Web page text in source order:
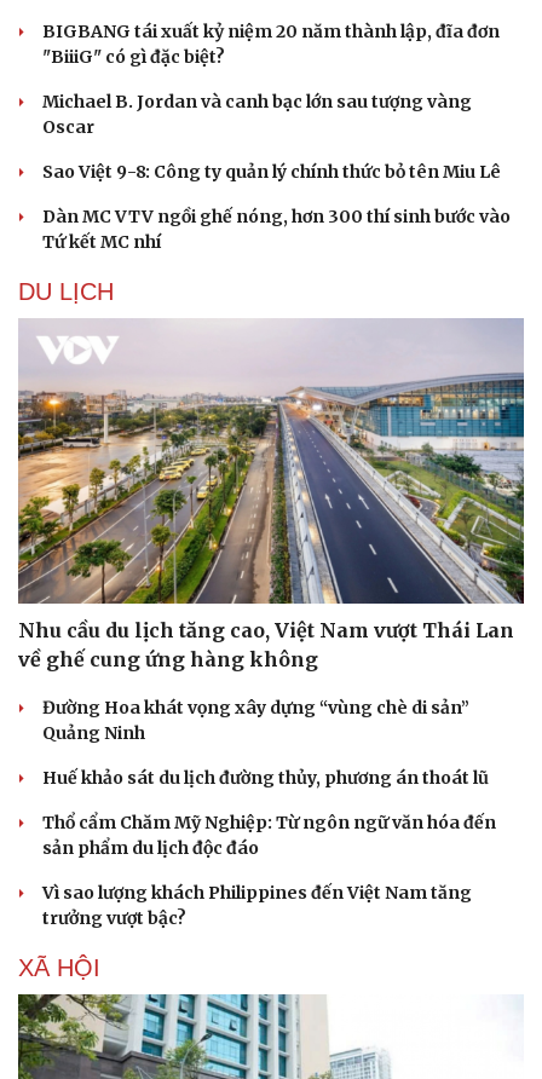
Văn hóa
Văn học
Âm nhạc
Di sản
Nghệ sĩ
Thời trang
Sao Việt
BIGBANG tái xuất kỷ niệm 20 năm thành lập, đĩa đơn
"BiiiG" có gì đặc biệt?
Michael B. Jordan và canh bạc lớn sau tượng vàng
Oscar
Sao Việt 9-8: Công ty quản lý chính thức bỏ tên Miu Lê
Dàn MC VTV ngồi ghế nóng, hơn 300 thí sinh bước vào
Tứ kết MC nhí
DU LỊCH
Nhu cầu du lịch tăng cao, Việt Nam vượt Thái Lan
về ghế cung ứng hàng không
Đường Hoa khát vọng xây dựng “vùng chè di sản”
Quảng Ninh
Huế khảo sát du lịch đường thủy, phương án thoát lũ
Thổ cẩm Chăm Mỹ Nghiệp: Từ ngôn ngữ văn hóa đến
sản phẩm du lịch độc đáo
Vì sao lượng khách Philippines đến Việt Nam tăng
trưởng vượt bậc?
XÃ HỘI